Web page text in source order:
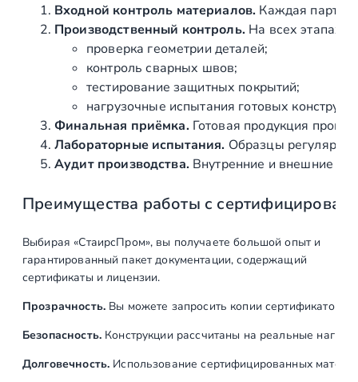
Входной контроль материалов. Каждая партия
Производственный контроль.На всех этапах
проверка геометрии деталей;
контроль сварных швов;
тестирование защитных покрытий;
нагрузочные испытания готовых
Финальная приёмка.Готовая продукция
Лабораторные испытания. Образцы регулярно
Аудит производства.Внутренние и внешние
Преимущества работы с
Выбирая «СтаирсПром», вы получаете большой опыт и
гарантированный пакет документации, содержащий
сертификаты и лицензии.
Прозрачность.Вы можете запросить копии сертификатов
Безопасность.Конструкции рассчитаны на реальные
Долговечность. Использование сертифицированных